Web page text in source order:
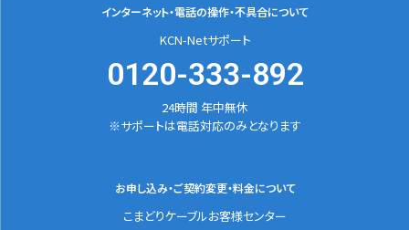
インターネット・電話の操作・不具合について
KCN-Netサポート
0120-333-892
24時間 年中無休
※サポートは電話対応のみとなります
お申し込み・ご契約変更・料金について
こまどりケーブルお客様センター